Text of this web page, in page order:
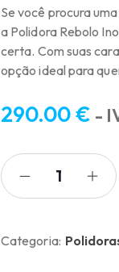
Se você procura
a Polidora Rebolo
certa. Com suas
opção ideal para
290.00€ -
Categoria: